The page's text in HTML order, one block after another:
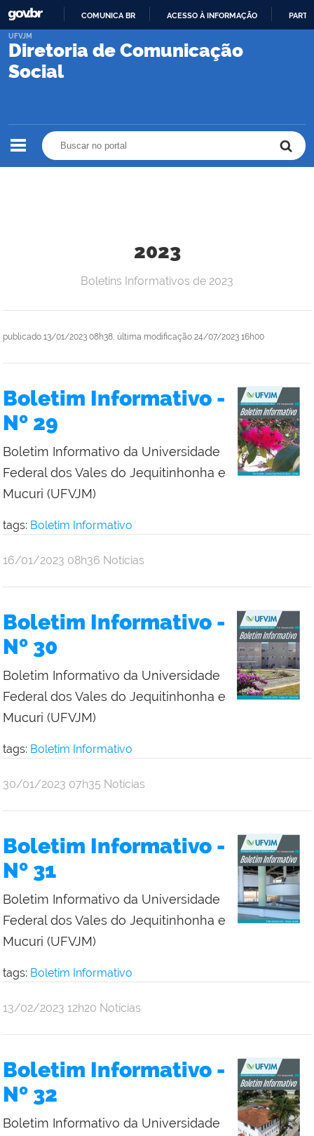
PARA
COMUNICA BR ACESSO À INFORMAÇÃO
Diretoria de Comunicação
Social
UFVJM
2023
publicado 13/01/2023 08h38, última modificação 24/07/2023 16h00
Boletins Informativos de 2023
Boletim Informativo -
Nº 29
Boletim Informativo da Universidade
Federal dos Vales do Jequitinhonha e
Mucuri (UFVJM)
tags: Boletim Informativo
publicado
16/01/2023 08h36 Notícias
Boletim Informativo -
Nº 30
Boletim Informativo da Universidade
Federal dos Vales do Jequitinhonha e
Mucuri (UFVJM)
tags: Boletim Informativo
publicado
30/01/2023 07h35 Notícias
Boletim Informativo -
Nº 31
Boletim Informativo da Universidade
Federal dos Vales do Jequitinhonha e
Mucuri (UFVJM)
tags: Boletim Informativo
publicado
13/02/2023 12h20 Notícias
Boletim Informativo -
Nº 32
Boletim Informativo da Universidade